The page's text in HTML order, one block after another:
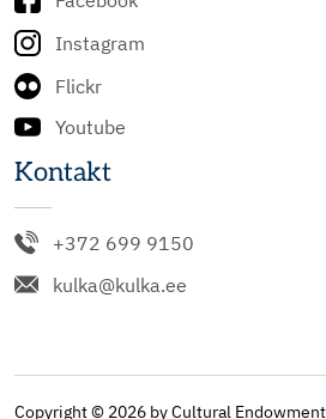
Instagram
Flickr
Youtube
Kontakt
+372 699 9150
kulka@kulka.ee
Copyright © 2026 by Cultural